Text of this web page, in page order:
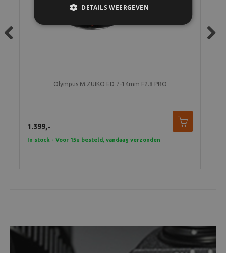
Olympus M.ZUIKO ED 7-14mm F2.8 PRO
1.399,-
In stock - Voor 15u besteld, vandaag verzonden
DETAILS WEERGEVEN